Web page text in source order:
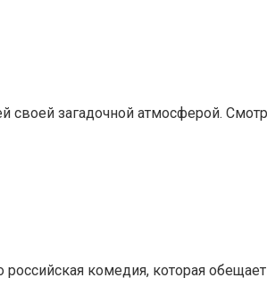
своей загадочной атмосферой.
комедия, которая